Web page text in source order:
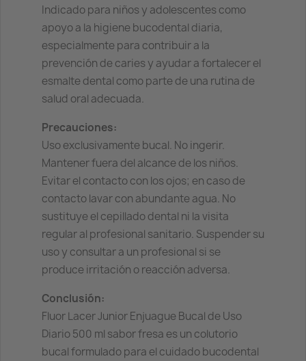
Indicado para niños y adolescentes como
apoyo a la higiene bucodental diaria,
especialmente para contribuir a la
prevención de caries y ayudar a fortalecer el
esmalte dental como parte de una rutina de
salud oral adecuada.
Precauciones:
Uso exclusivamente bucal. No ingerir.
Mantener fuera del alcance de los niños.
Evitar el contacto con los ojos; en caso de
contacto lavar con abundante agua. No
sustituye el cepillado dental ni la visita
regular al profesional sanitario. Suspender su
uso y consultar a un profesional si se
produce irritación o reacción adversa.
Conclusión:
Fluor Lacer Junior Enjuague Bucal de Uso
Diario 500 ml sabor fresa es un colutorio
bucal formulado para el cuidado bucodental